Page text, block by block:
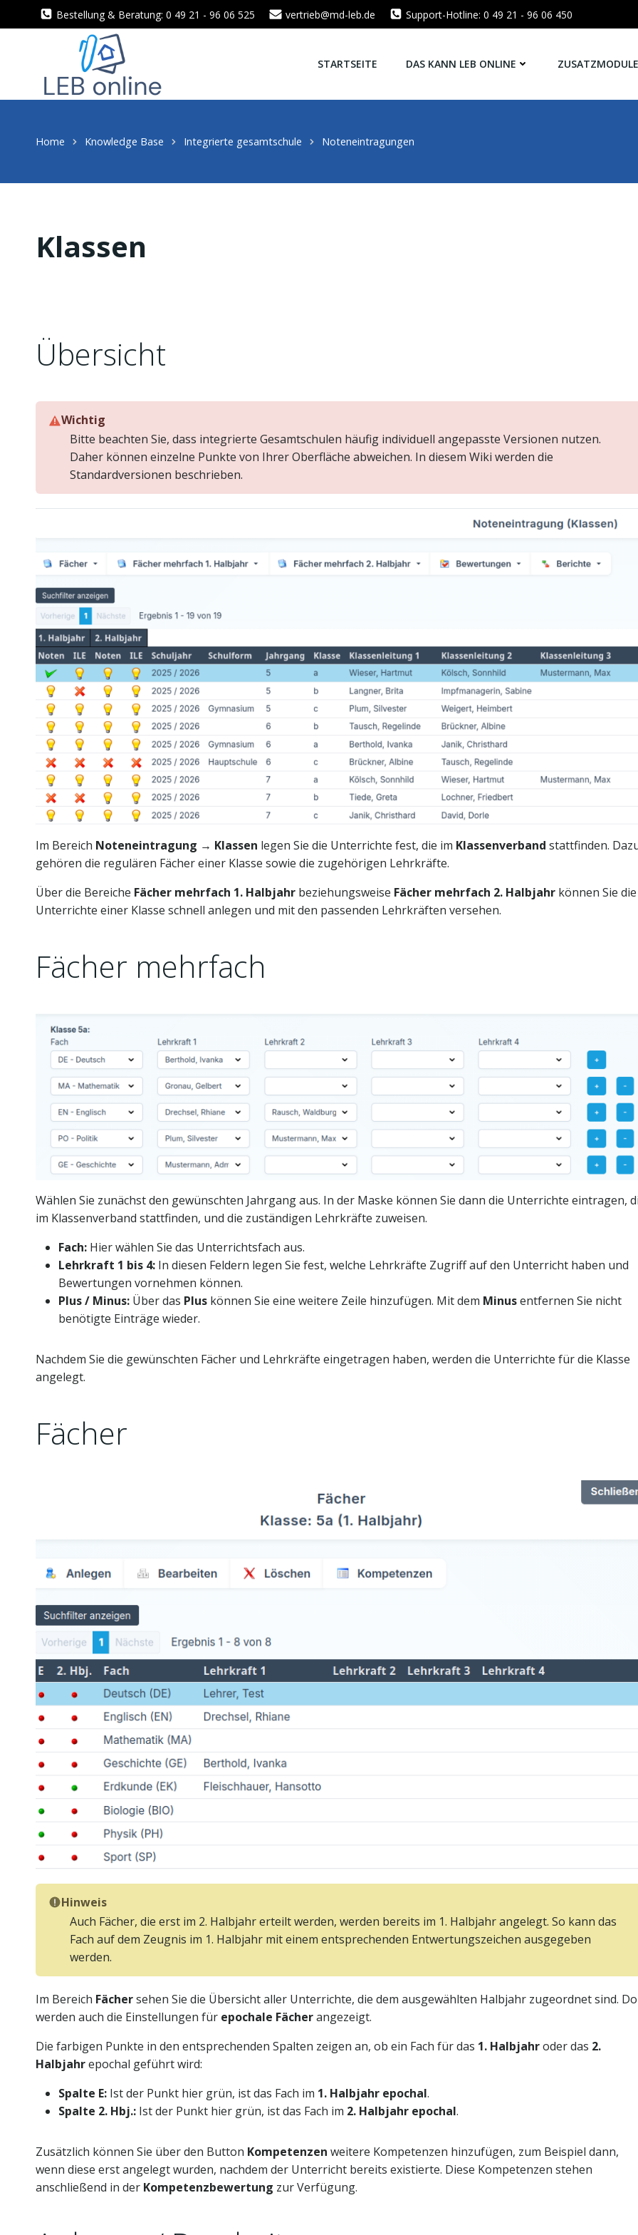
Inhalt
Bestellung & Beratung: 0 49 21 - 96 06 525 vertrieb@md-leb.de Support-Hotline: 0 49 21 - 96 06 450
STARTSEITE DAS KANN LEB ONLINE ZUSATZMODULE
Home Knowledge Base Integrierte gesamtschule Noteneintragungen
Klassen
Übersicht
Wichtig
Bitte beachten Sie, dass integrierte Gesamtschulen häufig individuell angepasste Versionen nutzen.
Daher können einzelne Punkte von Ihrer Oberfläche abweichen. In diesem Wiki werden die
Standardversionen beschrieben.
Im Bereich Noteneintragung → Klassen legen Sie die Unterrichte fest, die im Klassenverband stattfinden.
gehören die regulären Fächer einer Klasse sowie die zugehörigen Lehrkräfte.
Über die Bereiche Fächer mehrfach 1. Halbjahrbeziehungsweise Fächer mehrfach 2. Halbjahrkönnen Sie die
Unterrichte einer Klasse schnell anlegen und mit den passenden Lehrkräften versehen.
Fächer mehrfach
Wählen Sie zunächst den gewünschten Jahrgang aus. In der Maske können Sie dann die Unterrichte eintragen,
im Klassenverband stattfinden, und die zuständigen Lehrkräfte zuweisen.
Fach:Hier wählen Sie das Unterrichtsfach aus.
Lehrkraft 1 bis 4:In diesen Feldern legen Sie fest, welche Lehrkräfte Zugriff auf den Unterricht haben und
Bewertungen vornehmen können.
Plus / Minus:Über das Pluskönnen Sie eine weitere Zeile hinzufügen. Mit dem Minusentfernen Sie nicht
benötigte Einträge wieder.
Nachdem Sie die gewünschten Fächer und Lehrkräfte eingetragen haben, werden die Unterrichte für die Klasse
angelegt.
Fächer
Hinweis
Auch Fächer, die erst im 2. Halbjahr erteilt werden, werden bereits im 1. Halbjahr angelegt. So kann das
Fach auf dem Zeugnis im 1. Halbjahr mit einem entsprechenden Entwertungszeichen ausgegeben
werden.
Im Bereich Fächersehen Sie die Übersicht aller Unterrichte, die dem ausgewählten Halbjahr zugeordnet sind.
werden auch die Einstellungen für epochale Fächerangezeigt.
Die farbigen Punkte in den entsprechenden Spalten zeigen an, ob ein Fach für das 1. Halbjahroder das 2.
Halbjahrepochal geführt wird:
Spalte E:Ist der Punkt hier grün, ist das Fach im 1. Halbjahr epochal.
Spalte 2. Hbj.:Ist der Punkt hier grün, ist das Fach im 2. Halbjahr epochal.
Zusätzlich können Sie über den Button Kompetenzen weitere Kompetenzen hinzufügen, zum Beispiel dann,
wenn diese erst angelegt wurden, nachdem der Unterricht bereits existierte. Diese Kompetenzen stehen
anschließend in der Kompetenzbewertung zur Verfügung.